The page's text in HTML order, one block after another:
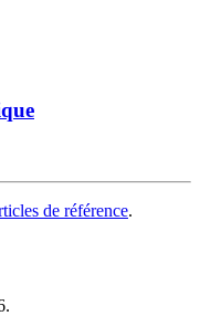
de référence.